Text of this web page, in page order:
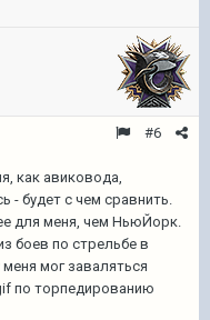
#6
как авиковода,
- будет с чем сравнить.
для меня, чем НьюЙорк.
боев по стрельбе в
мог заваляться
по торпедированию